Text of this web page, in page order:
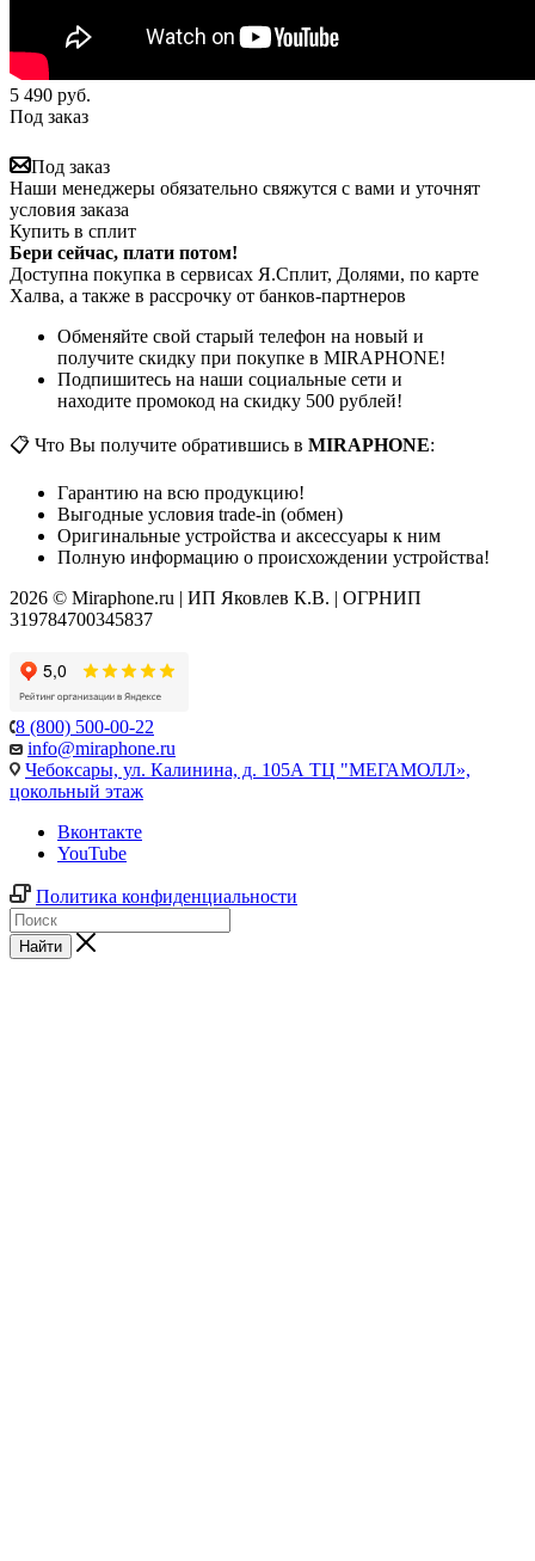
5 490 руб.
Под заказ
Под заказ
Наши менеджеры обязательно свяжутся с вами и уточнят
условия заказа
Купить в сплит
Бери сейчас, плати потом!
Доступна покупка в сервисах Я.Сплит, Долями, по карте
Халва, а также в рассрочку от банков-партнеров
Обменяйте свой старый телефон на новый и
получите скидку при покупке в MIRAPHONE!
Подпишитесь на наши социальные сети и
находите промокод на скидку 500 рублей!
📋 Что Вы получите обратившись в MIRAPHONE:
Гарантию на всю продукцию!
Выгодные условия trade-in (обмен)
Оригинальные устройства и аксессуары к ним
Полную информацию о происхождении устройства!
2026 © Miraphone.ru | ИП Яковлев К.В. | ОГРНИП
319784700345837
8 (800) 500-00-22
info@miraphone.ru
Чебоксары, ул. Калинина, д. 105А ТЦ "МЕГАМОЛЛ»,
цокольный этаж
Вконтакте
YouTube
Политика конфиденциальности
Найти